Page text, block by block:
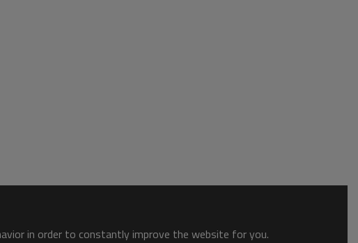
in order to constantly improve the website for you.